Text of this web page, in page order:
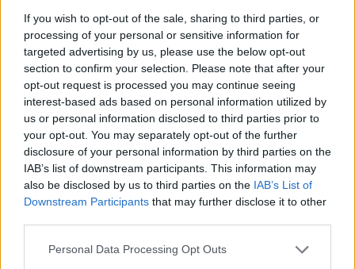
If you wish to opt-out of the sale, sharing to third parties, or
processing of your personal or sensitive information for
targeted advertising by us, please use the below opt-out
section to confirm your selection. Please note that after your
opt-out request is processed you may continue seeing
interest-based ads based on personal information utilized by
us or personal information disclosed to third parties prior to
your opt-out. You may separately opt-out of the further
disclosure of your personal information by third parties on the
IAB’s list of downstream participants. This information may
also be disclosed by us to third parties on the IAB’s List of
Downstream Participants that may further disclose it to other
Personal Data Processing Opt Outs
ΡΟΗ ΕΙΔΗΣΕΩΝ
ΥΓΕΙΑ 07 Αυγούστου 2026 20:01
Καύσωνας: Οι κίνδυνοι για όσους κάνουν θεραπεία